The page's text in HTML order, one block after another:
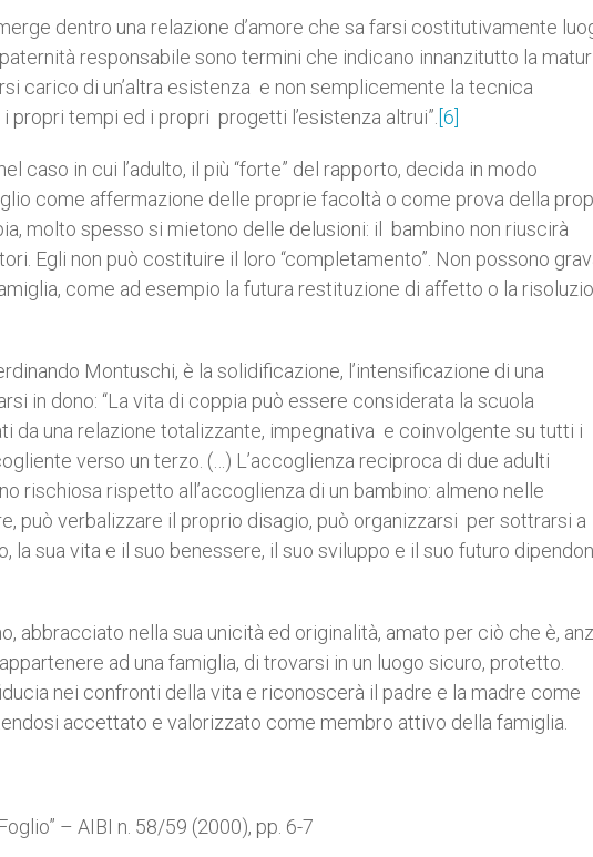
dentro una relazione d’amore che sa farsi costitutivamente
responsabile sono termini che indicano innanzitutto la
carico di un’altra esistenza e non semplicemente la tecnica
tempi ed i propri progetti l’esistenza altrui”. [6]
caso in cui l’adulto, il più “forte” del rapporto, decida in modo
come affermazione delle proprie facoltà o come prova della
molto spesso si mietono delle delusioni: il bambino non riuscirà
Egli non può costituire il loro “completamento”. Non possono
come ad esempio la futura restituzione di affetto o la
Montuschi, è la solidificazione, l’intensificazione di una
in dono: “La vita di coppia può essere considerata la scuola
da una relazione totalizzante, impegnativa e coinvolgente su tutti i
verso un terzo. (…) L’accoglienza reciproca di due adulti
rischiosa rispetto all’accoglienza di un bambino: almeno nelle
può verbalizzare il proprio disagio, può organizzarsi per sottrarsi a
la sua vita e il suo benessere, il suo sviluppo e il suo futuro
abbracciato nella sua unicità ed originalità, amato per ciò che è,
ad una famiglia, di trovarsi in un luogo sicuro, protetto.
nei confronti della vita e riconoscerà il padre e la madre come
accettato e valorizzato come membro attivo della famiglia.
– AIBI n. 58/59 (2000), pp. 6-7